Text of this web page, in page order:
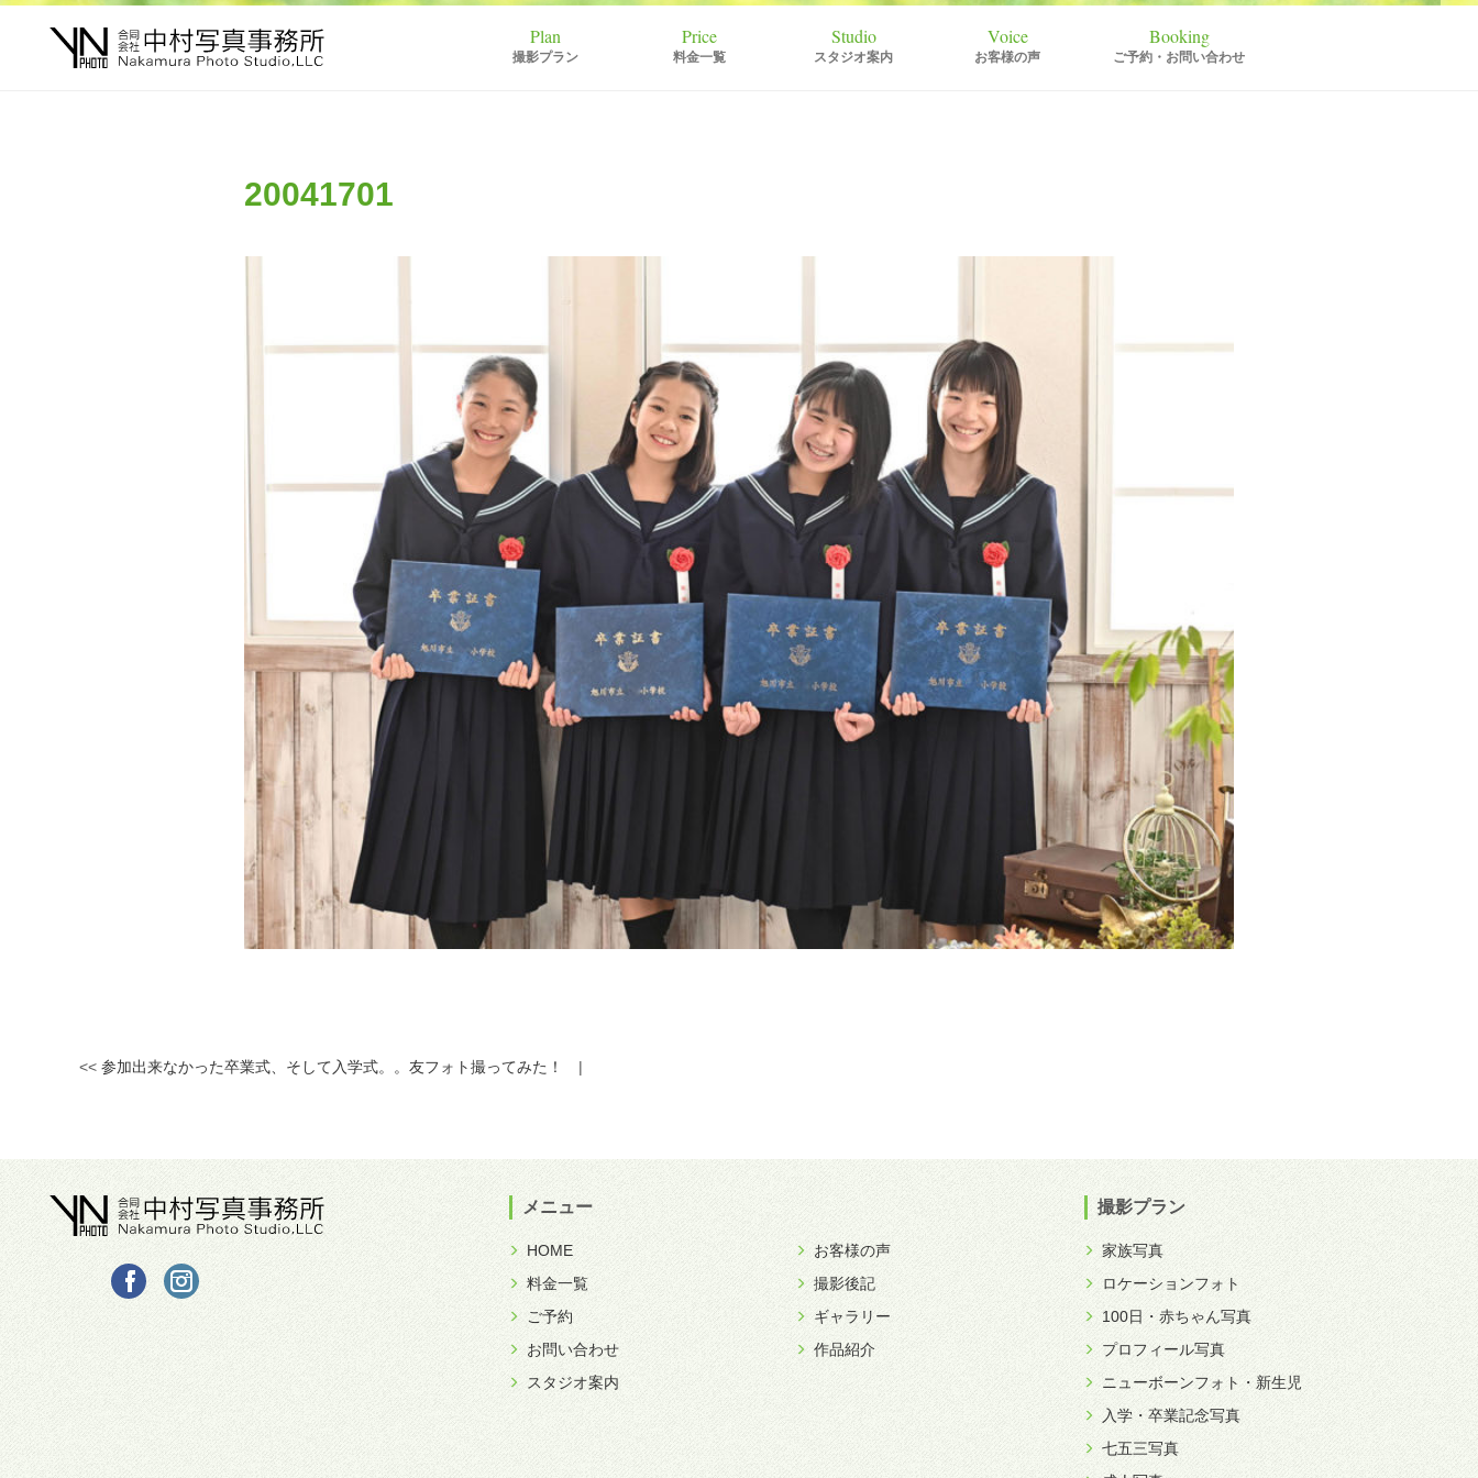
撮影プラン 料金一覧 スタジオ案内 お客様の声 ご予約・お問い合わせ
20041701
<< 参加出来なかった卒業式、そして入学式。。友フォト撮ってみた！ |
撮影プラン
家族写真
ロケーションフォト
100日・赤ちゃん写真
プロフィール写真
ニューボーンフォト・新生児
入学・卒業記念写真
七五三写真
メニュー
HOME
料金一覧
ご予約
お問い合わせ
スタジオ案内
お客様の声
撮影後記
ギャラリー
作品紹介